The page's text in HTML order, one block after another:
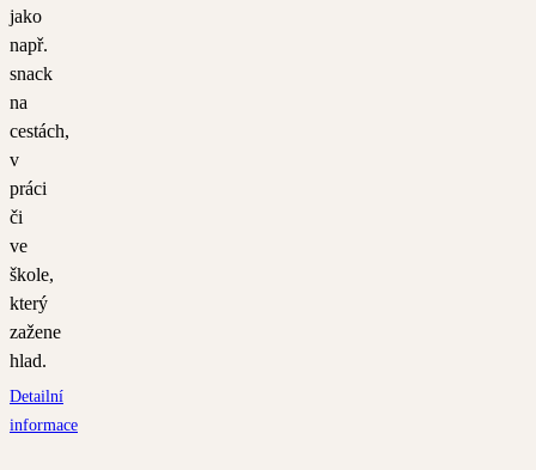
jako
např.
snack
na
cestách,
v
práci
či
ve
škole,
který
zažene
hlad.
Detailní
informace